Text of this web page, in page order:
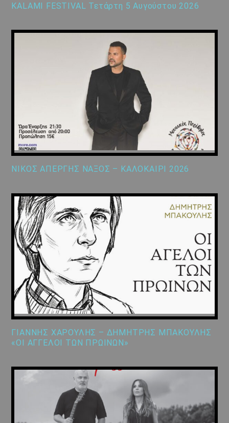
KALAMI FESTIVAL Τετάρτη 5 Αυγούστου 2026
ΝΙΚΟΣ ΑΠΕΡΓΗΣ ΝΑΞΟΣ – ΚΑΛΟΚΑΙΡΙ 2026
ΓΙΑΝΝΗΣ ΧΑΡΟΥΛΗΣ – ΔΗΜΗΤΡΗΣ ΜΠΑΚΟΥΛΗΣ
«ΟΙ ΑΓΓΕΛΟΙ ΤΩΝ ΠΡΩΙΝΩΝ»